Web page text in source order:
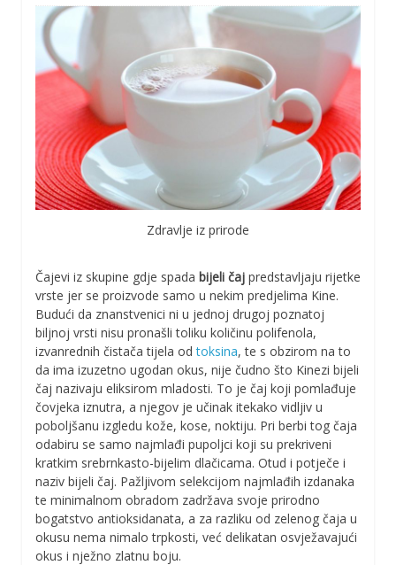
Zdravlje iz prirode
Čajevi iz skupine gdje spada bijeli čaj predstavljaju rijetke
vrste jer se proizvode samo u nekim predjelima Kine.
Budući da znanstvenici ni u jednoj drugoj poznatoj
biljnoj vrsti nisu pronašli toliku količinu polifenola,
izvanrednih čistača tijela odtoksina, te s obzirom na to
da ima izuzetno ugodan okus, nije čudno što Kinezi bijeli
čaj nazivaju eliksirom mladosti. To je čaj koji pomlađuje
čovjeka iznutra, a njegov je učinak itekako vidljiv u
poboljšanu izgledu kože, kose, noktiju. Pri berbi tog čaja
odabiru se samo najmlađi pupoljci koji su prekriveni
kratkim srebrnkasto-bijelim dlačicama. Otud i potječe i
naziv bijeli čaj. Pažljivom selekcijom najmlađih izdanaka
te minimalnom obradom zadržava svoje prirodno
bogatstvo antioksidanata, a za razliku od zelenog čaja u
okusu nema nimalo trpkosti, već delikatan osvježavajući
okus i nježno zlatnu boju.